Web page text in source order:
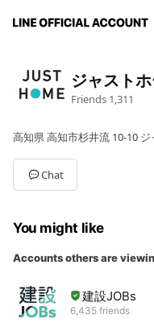
ジャスト
Friends 1,311
高知県 高知市杉井流 10-10
Chat
You might like
Accounts others are
建設JOBs
6,435 friends